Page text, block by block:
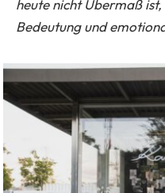
heute nicht Übermaß
Bedeutung und